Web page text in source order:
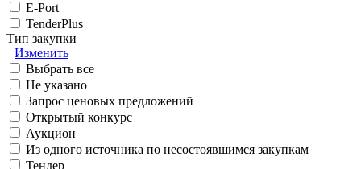
E-Port
TenderPlus
Тип закупки
Изменить
Выбрать все
Не указано
Запрос ценовых предложений
Открытый конкурс
Аукцион
Из одного источника по несостоявшимся закупкам
Тендер